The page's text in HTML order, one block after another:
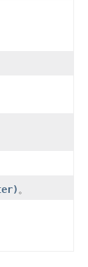
。